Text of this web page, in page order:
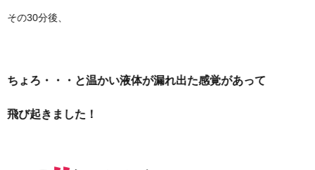
その30分後、
ちょろ・・・と温かい液体が漏れ出た感覚があって
飛び起きました！